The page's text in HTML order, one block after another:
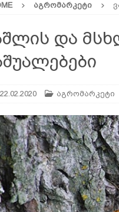
მინდორში გამხმარ ხეებს?
და
მნიშვნელოვან
ᲐᲒᲠᲝᲛᲐᲠᲙᲔᲢᲘ
და
22.02.2020 აგრომარკეტი